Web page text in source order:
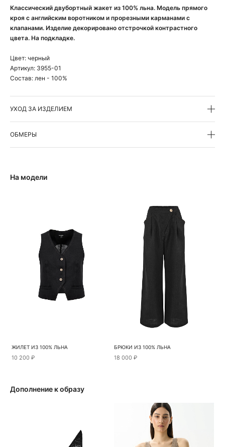
Классический двубортный жакет из 100% льна. Модель прямого
кроя с английским воротником и прорезными карманами с
клапанами. Изделие декорировано отстрочкой контрастного
цвета. На подкладке.
Цвет: черный
Артикул: 3955-01
Состав: лен - 100%
УХОД ЗА ИЗДЕЛИЕМ
ОБМЕРЫ
На модели
ЖИЛЕТ ИЗ 100% ЛЬНА
10 200 ₽
БРЮКИ ИЗ 100% ЛЬНА
18 000 ₽
Дополнение к образу